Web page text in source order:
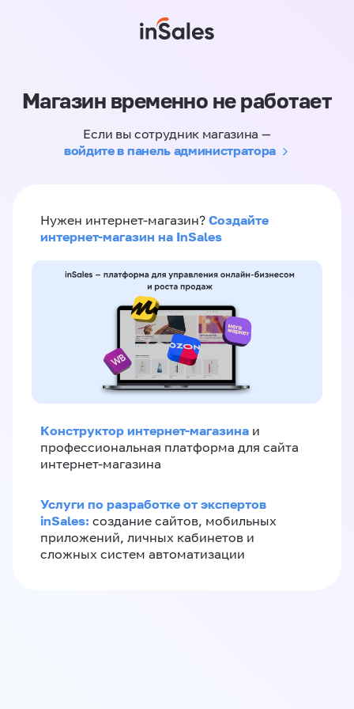
Магазин временно не работает
Если вы сотрудник магазина —
войдите в панель администратора
Нужен интернет-магазин? Создайте
интернет-магазин на InSales
Конструктор интернет-магазина и
профессиональная платформа для сайта
интернет-магазина
Услуги по разработке от экспертов
inSales: создание сайтов, мобильных
приложений, личных кабинетов и
сложных систем автоматизации